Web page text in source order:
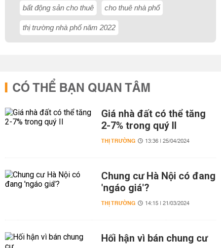
bất động sản cho thuê cho thuê nhà phố
thị trường nhà phố năm 2022
CÓ THỂ BẠN QUAN TÂM
Giá nhà đất có thể tăng
2-7% trong quý II
THỊ TRƯỜNG 13:36 | 25/04/2024
Chung cư Hà Nội có đang
'ngáo giá'?
THỊ TRƯỜNG 14:15 | 21/03/2024
Hối hận vì bán chung cư